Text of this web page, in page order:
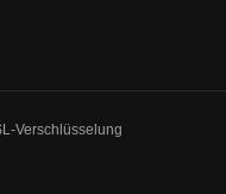
Verschlüsselung